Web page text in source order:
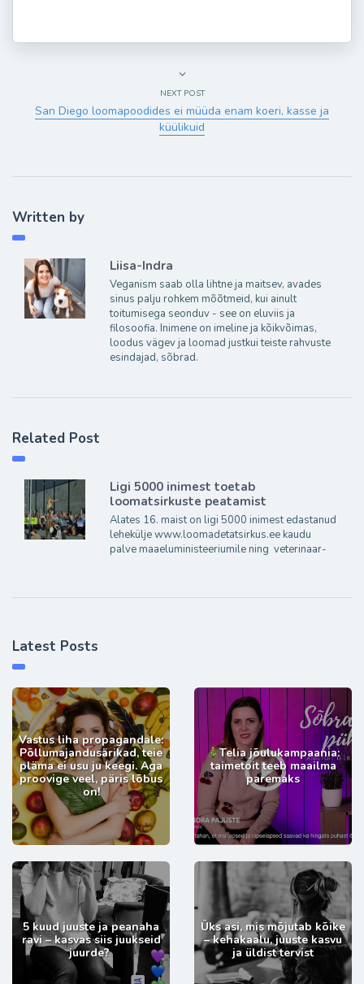
NEXT POST
San Diego loomapoodides ei müüda enam koeri, kasse ja
küülikuid
Written by
Liisa-Indra
Veganism saab olla lihtne ja maitsev, avades
sinus palju rohkem mõõtmeid, kui ainult
toitumisega seonduv - see on eluviis ja
filosoofia. Inimene on imeline ja kõikvõimas,
loodus vägev ja loomad justkui teiste rahvuste
esindajad, sõbrad.
Related Post
Ligi 5000 inimest toetab
loomatsirkuste peatamist
Alates 16. maist on ligi 5000 inimest edastanud
lehekülje www.loomadetatsirkus.ee kaudu
palve maaeluministeeriumile ning veterinaar-
Latest Posts
Vastus liha propagandale:
Põllumajandusärikad, teie
pläma ei usu ju keegi. Aga
proovige veel, päris lõbus
on!
Telia jõulukampaania:
taimetoit teeb maailma
paremaks
5 kuud juuste ja peanaha
ravi – kasvas siis juukseid
juurde?
Üks asi, mis mõjutab kõike
– kehakaalu, juuste kasvu
ja üldist tervist